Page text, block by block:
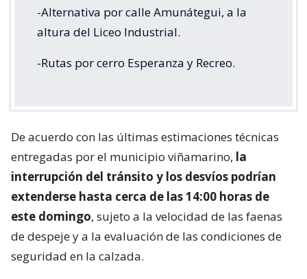
-Alternativa por calle Amunátegui, a la
altura del Liceo Industrial.
-Rutas por cerro Esperanza y Recreo.
De acuerdo con las últimas estimaciones técnicas
entregadas por el municipio viñamarino, la
interrupción del tránsito y los desvíos podrían
extenderse hasta cerca de las 14:00 horas de
este domingo, sujeto a la velocidad de las faenas
de despeje y a la evaluación de las condiciones de
seguridad en la calzada.